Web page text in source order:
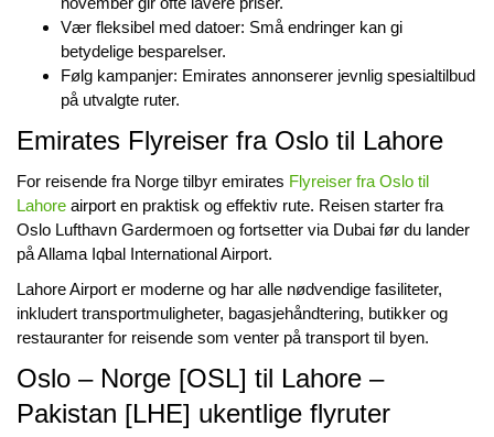
Vær fleksibel med datoer: Små endringer kan gi
betydelige besparelser.
Følg kampanjer: Emirates annonserer jevnlig spesialtilbud
på utvalgte ruter.
Emirates Flyreiser fra Oslo til Lahore
For reisende fra Norge tilbyr emirates Flyreiser fra Oslo til
Lahore airport en praktisk og effektiv rute. Reisen starter fra
Oslo Lufthavn Gardermoen og fortsetter via Dubai før du lander
på Allama Iqbal International Airport.
Lahore Airport er moderne og har alle nødvendige fasiliteter,
inkludert transportmuligheter, bagasjehåndtering, butikker og
restauranter for reisende som venter på transport til byen.
Oslo – Norge [OSL] til Lahore –
Pakistan [LHE] ukentlige flyruter